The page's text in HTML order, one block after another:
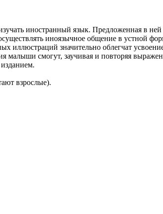
иностранный язык. Предложенная в
иноязычное общение в устной
иллюстраций значительно облегчат
малыши смогут, заучивая и повторяя
взрослые).